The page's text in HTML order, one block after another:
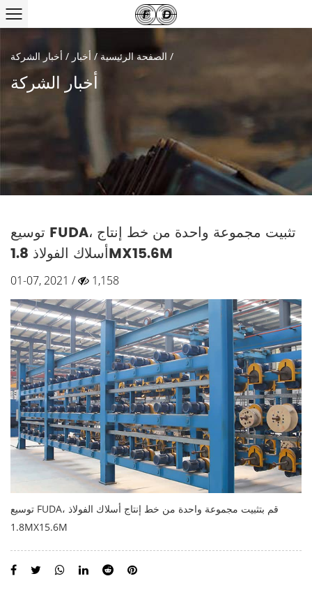
الصفحة الرئيسية/ أخبار / أخبار الشركة /
أخبار الشركة
توسيع FUDA، تثبيت مجموعة واحدة من خط إنتاج
أسلاك الفولاذ 1.8MX15.6M
01-07, 2021 / 1,158
توسيع FUDA، قم بتثبيت مجموعة واحدة من خط إنتاج أسلاك الفولاذ
1.8MX15.6M